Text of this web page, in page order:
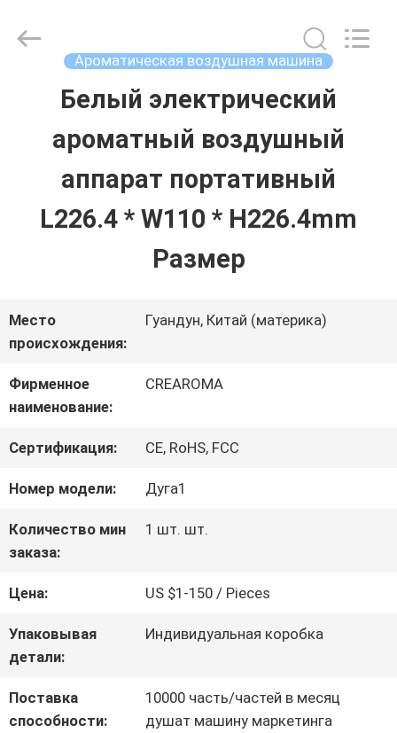
РОЛИКИ
ШОУ
О
НАС
ПУТЕШЕСТВИЕ
ФАБРИКИ
ПРОВЕРКА
КАЧЕСТВА
Online
Ароматическая воздушная машина
Белый электрический
ароматный воздушный
аппарат портативный
L226.4 * W110 * H226.4mm
Размер
Место
происхождения:
Гуандун, Китай (материка)
Фирменное
наименование:
CREAROMA
Сертификация: CE, RoHS, FCC
Номер модели: Дуга1
Количество мин
заказа:
1 шт. шт.
Цена: US $1-150 / Pieces
Упаковывая
детали:
Индивидуальная коробка
Поставка
способности:
10000 часть/частей в месяц
душат машину маркетинга